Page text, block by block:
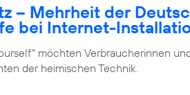
– Mehrheit der
bei Internet-
möchten Verbraucherinnen
der heimischen Technik.